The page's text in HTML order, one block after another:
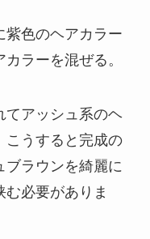
紫色のヘアカラー
ラーを混ぜる。
てアッシュ系のヘ
こうすると完成の
ブラウンを綺麗に
必要がありま